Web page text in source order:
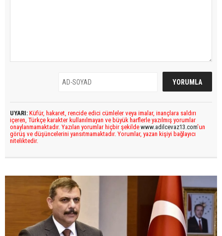
UYARI: Küfür, hakaret, rencide edici cümleler veya imalar, inançlara saldırı
içeren, Türkçe karakter kullanılmayan ve büyük harflerle yazılmış yorumlar
onaylanmamaktadır. Yazılan yorumlar hiçbir şekilde www.adilcevaz13.com’un
görüş ve düşüncelerini yansıtmamaktadır. Yorumlar, yazan kişiyi bağlayıcı
niteliktedir.